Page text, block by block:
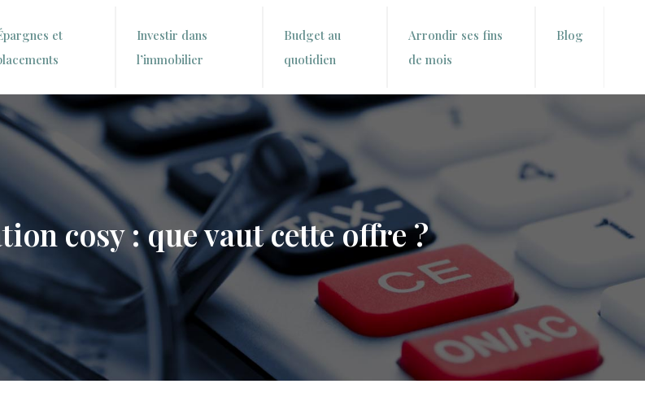
et
Investir dans
l’immobilier
Budget au
quotidien
Arrondir ses fins
de mois
Blog
cosy : que vaut cette offre ?